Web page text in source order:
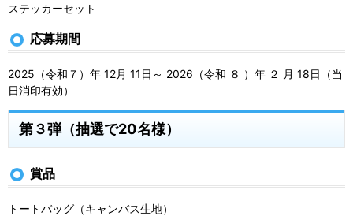
ステッカーセット
応募期間
2025（令和７）年 12月 11日～ 2026（令和 ８ ）年 ２ 月 18日（当
日消印有効）
第３弾（抽選で20名様）
賞品
トートバッグ（キャンバス生地）